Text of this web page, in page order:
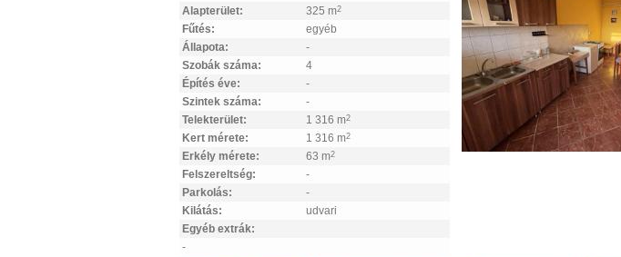
Alapterület:
325 m2
Fűtés:
egyéb
Állapota:
-
Szobák száma:
4
Építés éve:
-
Szintek száma:
-
Telekterület:
1 316 m2
Kert mérete: 1 316 m2
Erkély mérete: 63 m2
Felszereltség:
-
Parkolás:
-
Kilátás:
udvari
Egyéb extrák:
-